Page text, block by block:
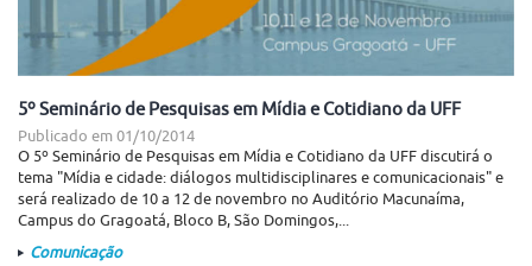
5º Seminário de Pesquisas em Mídia e Cotidiano da UFF
Publicado em 01/10/2014
O 5º Seminário de Pesquisas em Mídia e Cotidiano da UFF discutirá o
tema "Mídia e cidade: diálogos multidisciplinares e comunicacionais" e
será realizado de 10 a 12 de novembro no Auditório Macunaíma,
Campus do Gragoatá, Bloco B, São Domingos,...
Comunicação